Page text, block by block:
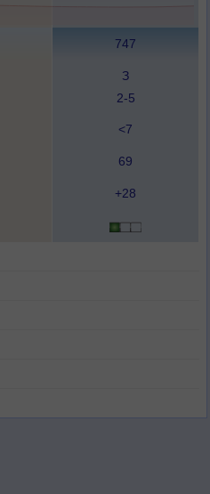
747
З
2-5
<7
69
+28